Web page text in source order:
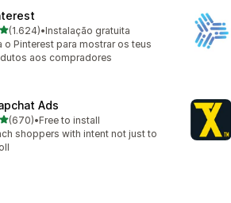
5 estrelas
(1.624)
total de avaliações
•Instalação gratuita
o Pinterest para mostrar os teus
aos compradores
Ads
5 estrelas
(670)
total de avaliações
•Free to install
shoppers with intent not just to